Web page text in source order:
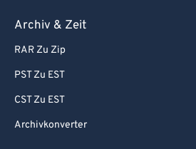
Archiv & Zeit
RAR Zu Zip
PST Zu EST
CST Zu EST
Archivkonverter